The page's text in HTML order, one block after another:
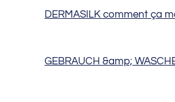
DERMASILK comment
GEBRAUCH &amp;